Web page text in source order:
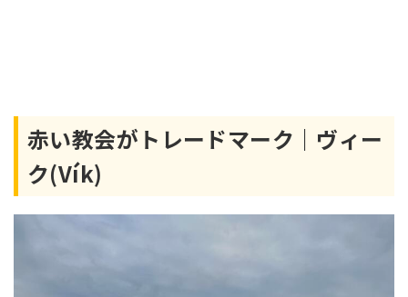
赤い教会がトレードマーク｜ヴィー
ク(Vík)